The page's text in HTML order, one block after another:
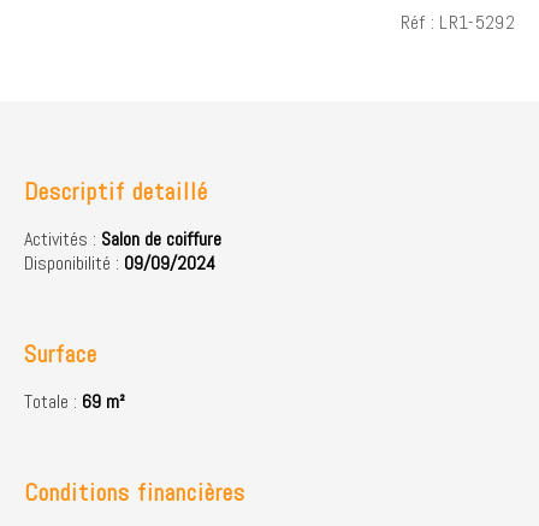
Réf : LR1-5292
Descriptif detaillé
Activités : Salon de coiffure
Disponibilité : 09/09/2024
Surface
Totale : 69 m²
Conditions financières